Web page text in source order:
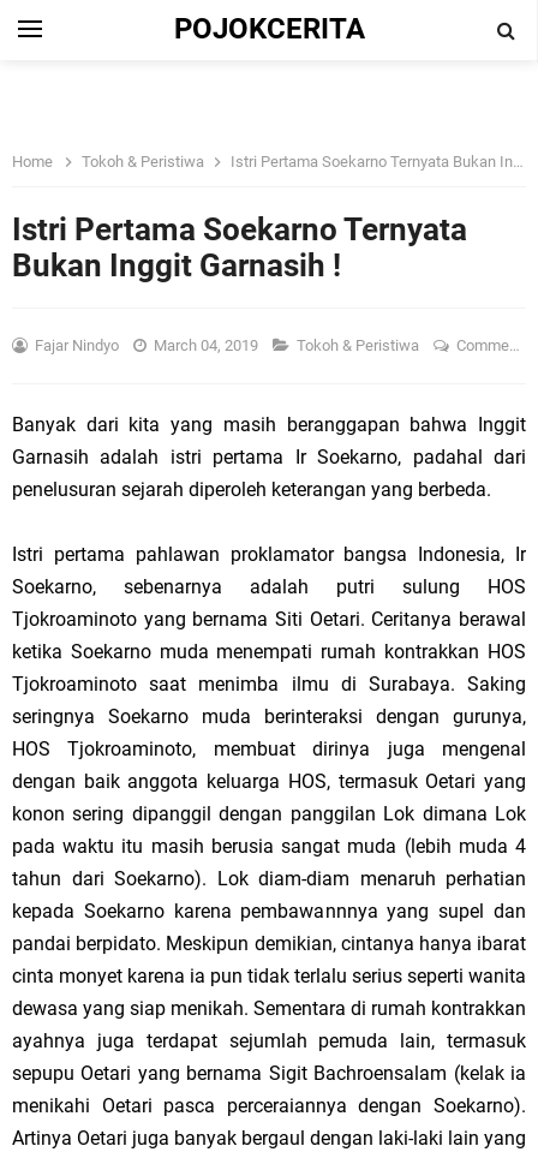
POJOKCERITA
Home Tokoh & Peristiwa Istri Pertama Soekarno Ternyata Bukan Inggit Garnasih !
Istri Pertama Soekarno Ternyata
Bukan Inggit Garnasih !
Fajar Nindyo March 04, 2019 Tokoh & Peristiwa Comment
Banyak dari kita yang masih beranggapan bahwa Inggit
Garnasih adalah istri pertama Ir Soekarno, padahal dari
penelusuran sejarah diperoleh keterangan yang berbeda.
Istri pertama pahlawan proklamator bangsa Indonesia, Ir
Soekarno, sebenarnya adalah putri sulung HOS
Tjokroaminoto yang bernama Siti Oetari. Ceritanya berawal
ketika Soekarno muda menempati rumah kontrakkan HOS
Tjokroaminoto saat menimba ilmu di Surabaya. Saking
seringnya Soekarno muda berinteraksi dengan gurunya,
HOS Tjokroaminoto, membuat dirinya juga mengenal
dengan baik anggota keluarga HOS, termasuk Oetari yang
konon sering dipanggil dengan panggilan Lok dimana Lok
pada waktu itu masih berusia sangat muda (lebih muda 4
tahun dari Soekarno). Lok diam-diam menaruh perhatian
kepada Soekarno karena pembawannnya yang supel dan
pandai berpidato. Meskipun demikian, cintanya hanya ibarat
cinta monyet karena ia pun tidak terlalu serius seperti wanita
dewasa yang siap menikah. Sementara di rumah kontrakkan
ayahnya juga terdapat sejumlah pemuda lain, termasuk
sepupu Oetari yang bernama Sigit Bachroensalam (kelak ia
menikahi Oetari pasca perceraiannya dengan Soekarno).
Artinya Oetari juga banyak bergaul dengan laki-laki lain yang